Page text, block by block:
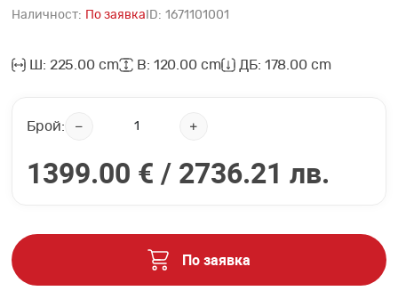
Наличност: По заявка ID: 1671101001
Ш: 225.00 cm В: 120.00 cm ДБ: 178.00 cm
Брой:
1399.00 € / 2736.21 лв.
По заявка